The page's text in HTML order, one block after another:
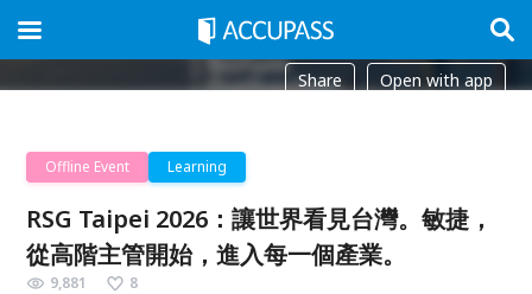
Share Open with app
Offline Event Learning
RSG Taipei 2026：讓世界看見台灣。敏捷，
從高階主管開始，進入每一個產業。
9,881 8